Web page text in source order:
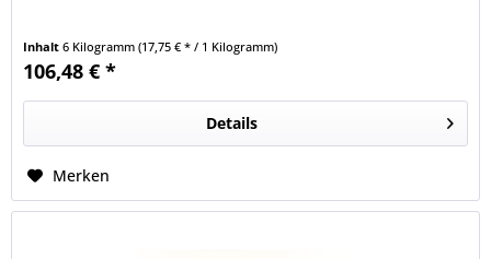
Inhalt6 Kilogramm(17,75 € * / 1 Kilogramm)
106,48 € *
Details
Merken